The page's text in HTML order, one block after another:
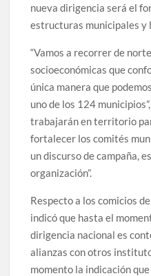
nueva dirigencia será el
estructuras municipales
“Vamos a recorrer de
socioeconómicas que
única manera que
uno de los 124
trabajarán en territorio
fortalecer los comités
un discurso de campaña,
organización”.
Respecto a los comicios
indicó que hasta el
dirigencia nacional es
alianzas con otros
momento la indicación